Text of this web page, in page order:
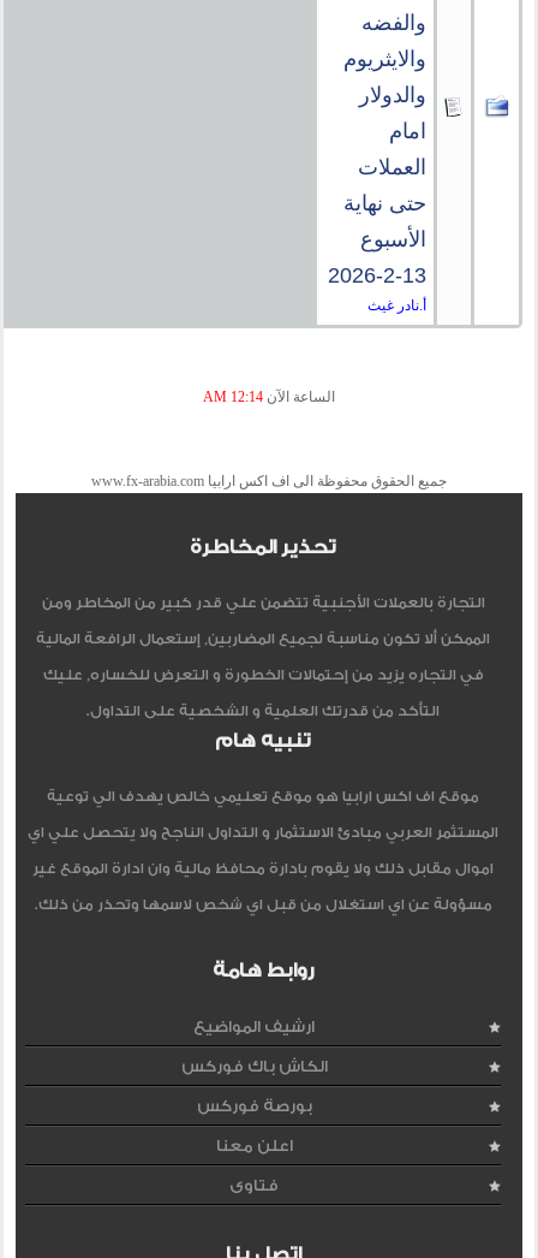
والفضه
والايثريوم
والدولار
امام
العملات
حتى نهاية
الأسبوع
13-2-2026
أ.نادر غيث
الساعة الآن 12:14 AM
جميع الحقوق محفوظة الى اف اكس ارابيا www.fx-arabia.com
تحذير المخاطرة
التجارة بالعملات الأجنبية تتضمن علي قدر كبير من المخاطر ومن
الممكن ألا تكون مناسبة لجميع المضاربين, إستعمال الرافعة المالية
في التجاره يزيد من إحتمالات الخطورة و التعرض للخساره, عليك
التأكد من قدرتك العلمية و الشخصية على التداول.
تنبيه هام
موقع اف اكس ارابيا هو موقع تعليمي خالص يهدف الي توعية
المستثمر العربي مبادئ الاستثمار و التداول الناجح ولا يتحصل علي اي
اموال مقابل ذلك ولا يقوم بادارة محافظ مالية وان ادارة الموقع غير
مسؤولة عن اي استغلال من قبل اي شخص لاسمها وتحذر من ذلك.
روابط هامة
ارشيف المواضيع
الكاش باك فوركس
بورصة فوركس
اعلن معنا
فتاوى